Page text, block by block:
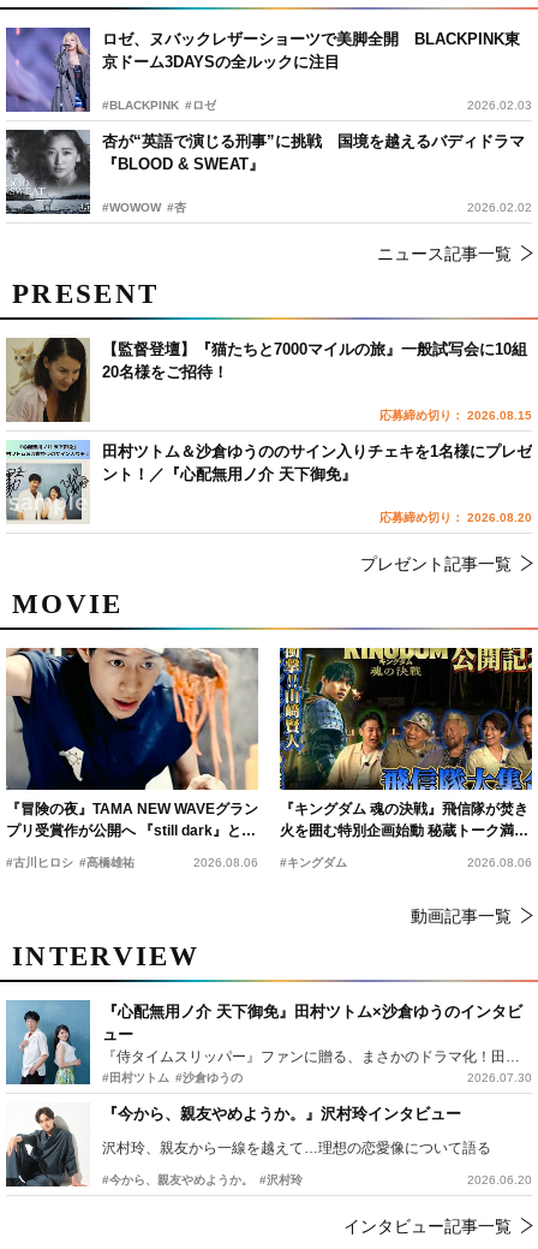
ロゼ、ヌバックレザーショーツで美脚全開 BLACKPINK東
京ドーム3DAYSの全ルックに注目
#BLACKPINK #ロゼ 2026.02.03
杏が“英語で演じる刑事”に挑戦 国境を越えるバディドラマ
『BLOOD & SWEAT』
#WOWOW #杏 2026.02.02
ニュース記事一覧
MOVIE
『冒険の夜』TAMA NEW WAVEグラン
プリ受賞作が公開へ 『still dark』と同
時上映決定
#古川ヒロシ #髙橋雄祐 2026.08.06
『キングダム 魂の決戦』飛信隊が焚き
火を囲む特別企画始動 秘蔵トーク満載
の“キングダムキャンプ”開催
#キングダム 2026.08.06
動画記事一覧
INTERVIEW
『心配無用ノ介 天下御免』田村ツトム×沙倉ゆうのインタビ
ュー
『侍タイムスリッパー』ファンに贈る、まさかのドラマ化！田村ツトム×沙倉ゆうのが語る『心配無用ノ介』撮影秘話
#田村ツトム #沙倉ゆうの 2026.07.30
『今から、親友やめようか。』沢村玲インタビュー
沢村玲、親友から一線を越えて…理想の恋愛像について語る
#今から、親友やめようか。 #沢村玲 2026.06.20
インタビュー記事一覧
PRESENT
【監督登壇】『猫たちと7000マイルの旅』一般試写会に10組
20名様をご招待！
応募締め切り： 2026.08.15
田村ツトム＆沙倉ゆうののサイン入りチェキを1名様にプレゼ
ント！／『心配無用ノ介 天下御免』
応募締め切り： 2026.08.20
プレゼント記事一覧